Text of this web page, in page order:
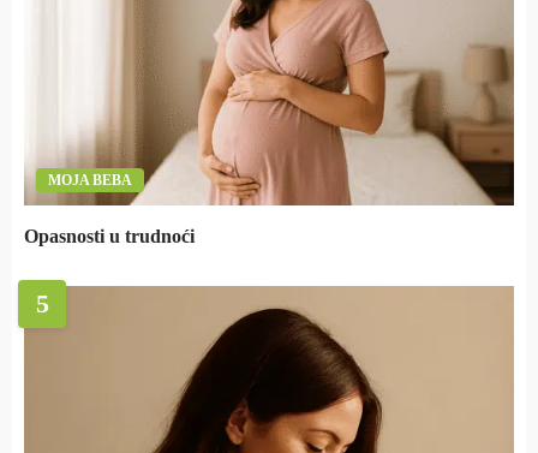
MOJA BEBA
Opasnosti u trudnoći
5